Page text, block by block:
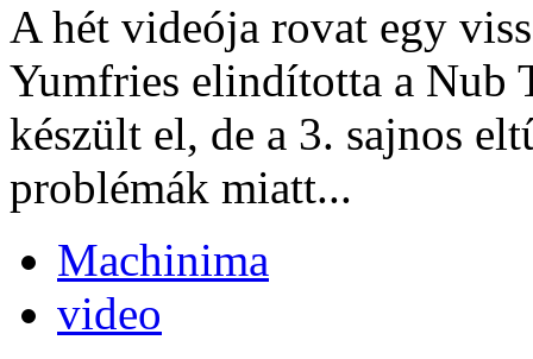
A hét videója rovat egy
Yumfries elindította a Nub
készült el, de a 3. sajnos
problémák miatt...
Machinima
video